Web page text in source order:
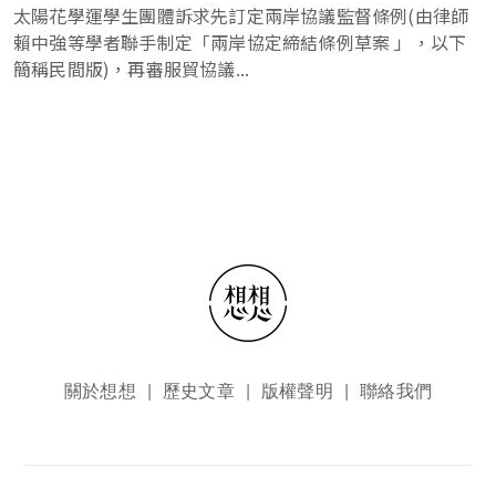
太陽花學運學生團體訴求先訂定兩岸協議監督條例(由律師
賴中強等學者聯手制定「兩岸協定締結條例草案 」，以下
簡稱民間版)，再審服貿協議...
頁尾選單關於想想 歷史文章 版權聲明 聯絡我們